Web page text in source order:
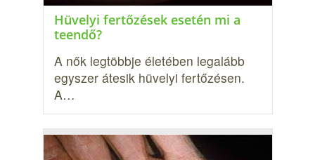
Hüvelyi fertőzések esetén mi a
teendő?
A nők legtöbbje életében legalább
egyszer átesik hüvelyi fertőzésen.
A…